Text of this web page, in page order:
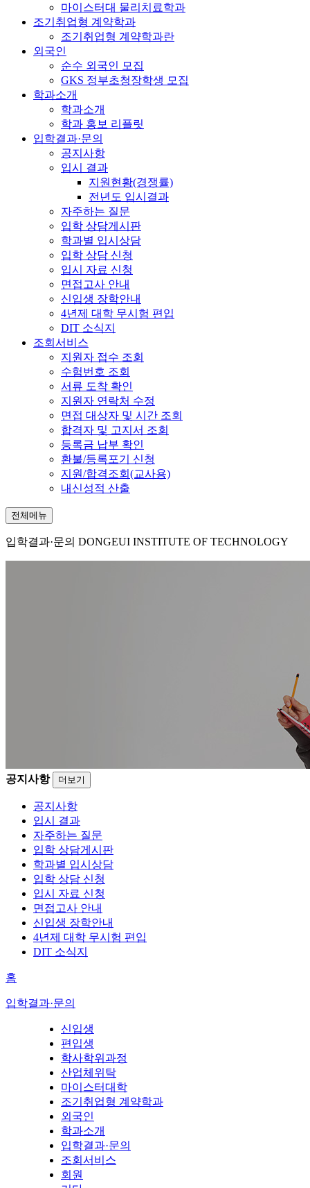
마이스터대 물리치료학과
조기취업형 계약학과
조기취업형 계약학과란
외국인
순수 외국인 모집
GKS 정부초청장학생 모집
학과소개
학과소개
학과 홍보 리플릿
입학결과·문의
공지사항
입시 결과
지원현황(경쟁률)
전년도 입시결과
자주하는 질문
입학 상담게시판
학과별 입시상담
입학 상담 신청
입시 자료 신청
면접고사 안내
신입생 장학안내
4년제 대학 무시험 편입
DIT 소식지
조회서비스
지원자 접수 조회
수험번호 조회
서류 도착 확인
지원자 연락처 수정
면접 대상자 및 시간 조회
합격자 및 고지서 조회
등록금 납부 확인
환불/등록포기 신청
지원/합격조회(교사용)
내신성적 산출
전체메뉴
입학결과·문의 DONGEUI INSTITUTE OF TECHNOLOGY
공지사항 더보기
공지사항
입시 결과
자주하는 질문
입학 상담게시판
학과별 입시상담
입학 상담 신청
입시 자료 신청
면접고사 안내
신입생 장학안내
4년제 대학 무시험 편입
DIT 소식지
홈
입학결과·문의
신입생
편입생
학사학위과정
산업체위탁
마이스터대학
조기취업형 계약학과
외국인
학과소개
입학결과·문의
조회서비스
회원